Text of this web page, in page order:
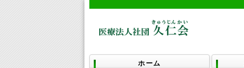
ホーム